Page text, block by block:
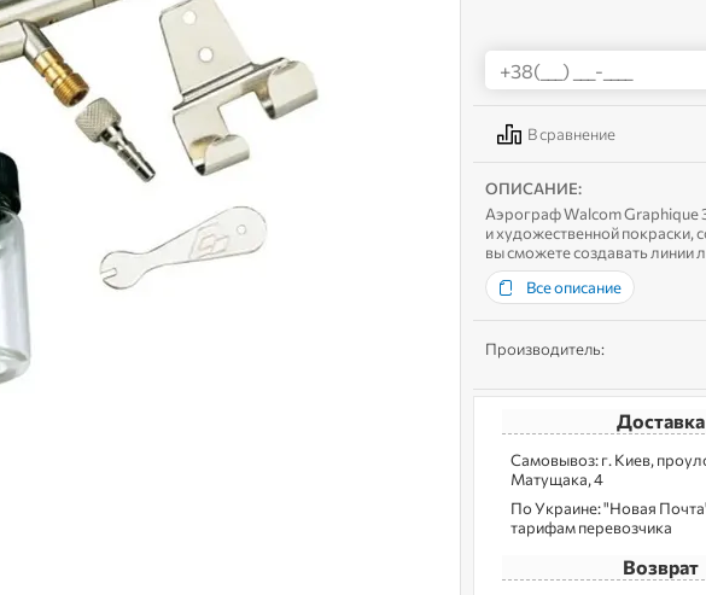
В сравнение
ОПИСАНИЕ:
Аэрограф Walcom Graphique
и художественной покраски,
вы сможете создавать линии
мл или нижнему на 20 мл.
Все описание
Производитель:
Доставка
Самовывоз: г. Kиев,
Матущака, 4
По Украине: "Новая
тарифам перевозчика
Возврат